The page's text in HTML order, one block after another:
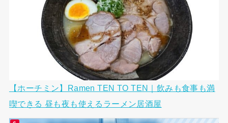
【ホーチミン】Ramen TEN TO TEN｜飲みも食事も満
喫できる 昼も夜も使えるラーメン居酒屋